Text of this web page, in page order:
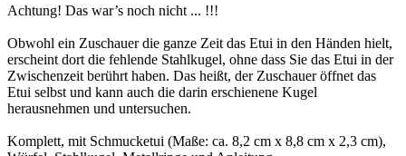
Achtung! Das war’s noch nicht ... !!!
Obwohl ein Zuschauer die ganze Zeit das Etui in den Händen hielt,
erscheint dort die fehlende Stahlkugel, ohne dass Sie das Etui in der
Zwischenzeit berührt haben. Das heißt, der Zuschauer öffnet das
Etui selbst und kann auch die darin erschienene Kugel
herausnehmen und untersuchen.
Komplett, mit Schmucketui (Maße: ca. 8,2 cm x 8,8 cm x 2,3 cm),